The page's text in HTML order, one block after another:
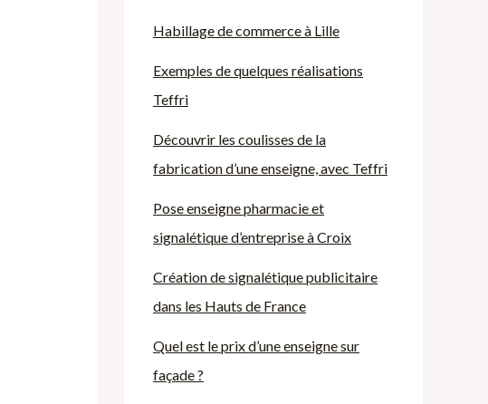
Habillage de commerce à Lille
Exemples de quelques réalisations
Teffri
Découvrir les coulisses de la
fabrication d’une enseigne, avec Teffri
Pose enseigne pharmacie et
signalétique d’entreprise à Croix
Création de signalétique publicitaire
dans les Hauts de France
Quel est le prix d’une enseigne sur
façade ?